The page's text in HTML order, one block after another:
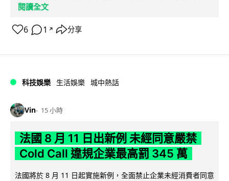
閱讀全文
6 1 ↗ 分享
科技娛樂 生活娛樂 城中熱話
Vin 15 小時
法國 8 月 11 日出新例 未經同意嚴禁
Cold Call 違規企業最高罰 345 萬
法國將於 8 月 11 日起實施新例，全面禁止企業未經消費者同意